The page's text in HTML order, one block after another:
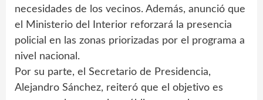
necesidades de los vecinos. Además, anunció que
el Ministerio del Interior reforzará la presencia
policial en las zonas priorizadas por el programa a
nivel nacional.
Por su parte, el Secretario de Presidencia,
Alejandro Sánchez, reiteró que el objetivo es